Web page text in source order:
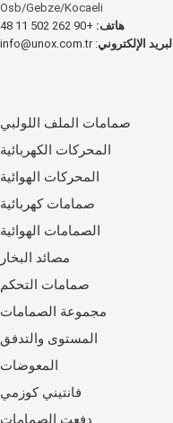
Osb/Gebze/Kocaeli
هاتف: +90 262 502 11 48
البريد الإلكتروني:
info@unox.com.tr
صمامات الملف اللولبي
المحركات الكهربائية
المحركات الهوائية
صمامات كهربائية
الصمامات الهوائية
مصائد البخار
صمامات التحكم
مجموعة الصمامات
المستوى والتدفق
المعوضات
فانتيني كوزمي
دفعت الصمامات